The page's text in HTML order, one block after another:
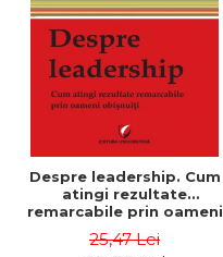
Despre leadership. Cum
atingi rezultate
remarcabile prin oameni
25,47 Lei